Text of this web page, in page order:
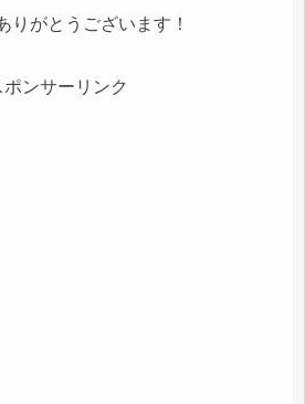
りがとうございます！
ポンサーリンク